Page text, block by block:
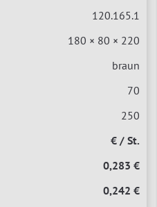
120.165.1
180 × 80 × 220
braun
70
250
€ / St.
0,283 €
0,242 €